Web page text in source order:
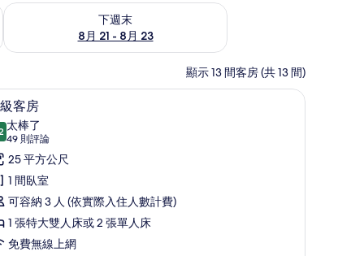
下週末
8月 21 - 8月 23
查看下週末 (8月 21 - 8月 23) 的供應情況
顯示 13 間客房 (共 13 間)
箱、書桌 高級寢具、迷你吧、客房內保險箱、書桌
4客房
分，滿分 10 分
太棒了
49 則評論
(49
則
評
論)
25 平方公尺
1 間臥室
可容納 3 人 (依實際入住人數計費)
1 張特大雙人床或 2 張單人床
免費無線上網